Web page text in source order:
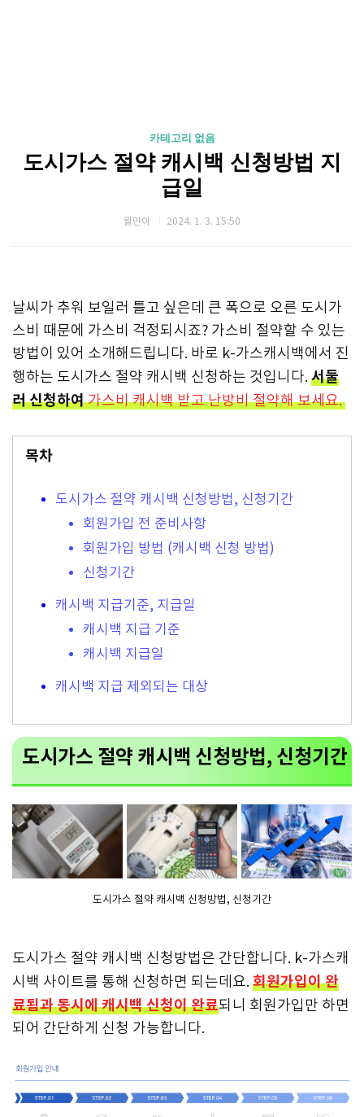
카테고리 없음
도시가스 절약 캐시백 신청방법 지
급일
월만이 2024. 1. 3. 15:50
날씨가 추워 보일러 틀고 싶은데 큰 폭으로 오른 도시가
스비 때문에 가스비 걱정되시죠? 가스비 절약할 수 있는
방법이 있어 소개해드립니다. 바로 k-가스캐시백에서 진
행하는 도시가스 절약 캐시백 신청하는 것입니다. 서둘
러 신청하여가스비 캐시백 받고 난방비 절약해 보세요.
목차
도시가스 절약 캐시백 신청방법, 신청기간
회원가입 전 준비사항
회원가입 방법 (캐시백 신청 방법)
신청기간
캐시백 지급기준, 지급일
캐시백 지급 기준
캐시백 지급일
캐시백 지급 제외되는 대상
도시가스 절약 캐시백 신청방법, 신청기간
도시가스 절약 캐시백 신청방법, 신청기간
도시가스 절약 캐시백 신청방법은 간단합니다. k-가스캐
시백 사이트를 통해 신청하면 되는데요. 회원가입이 완
료됨과 동시에 캐시백 신청이 완료되니 회원가입만 하면
되어 간단하게 신청 가능합니다.